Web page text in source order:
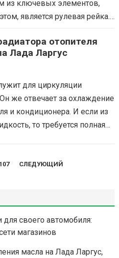
из ключевых элементов,
является рулевая рейка.
отопителя
Лада Ларгус
для циркуляции
же отвечает за охлаждение
и кондиционера. И если из
то требуется полная
107 СЛЕДУЮЩИЙ
для своего автомобиля:
магазинов
масла на Лада Ларгус,